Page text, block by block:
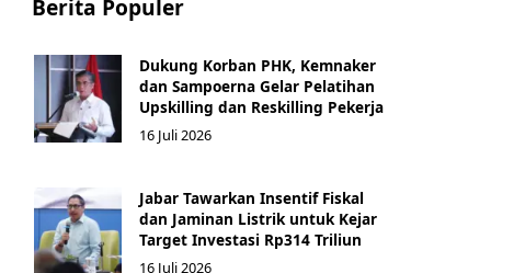
Berita Populer
Dukung Korban PHK, Kemnaker
dan Sampoerna Gelar Pelatihan
Upskilling dan Reskilling Pekerja
16 Juli 2026
Jabar Tawarkan Insentif Fiskal
dan Jaminan Listrik untuk Kejar
Target Investasi Rp314 Triliun
16 Juli 2026